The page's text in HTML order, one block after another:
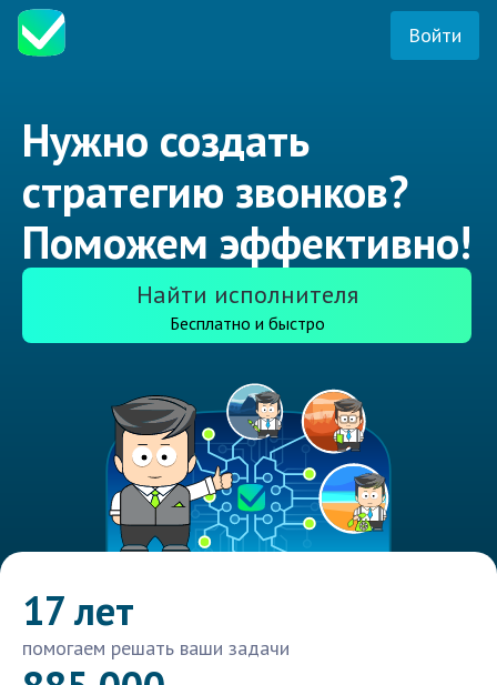
Войти
Нужно создать
стратегию звонков?
Поможем эффективно!
Найти исполнителя
Бесплатно и быстро
17 лет
помогаем решать ваши задачи